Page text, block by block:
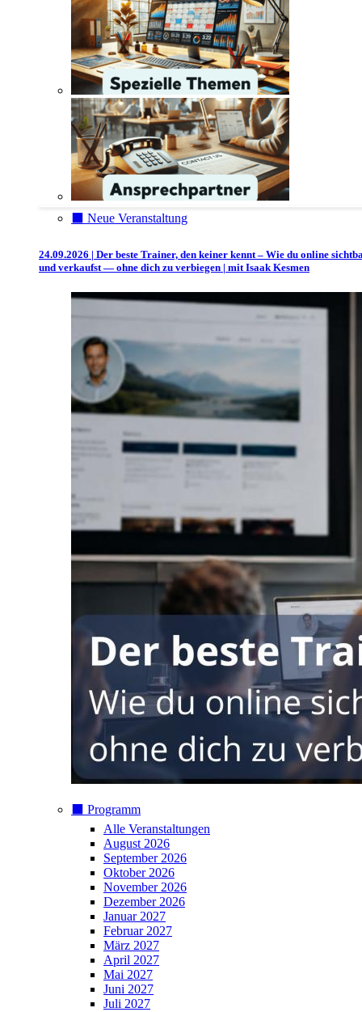
⬛️ Neue Veranstaltung
24.09.2026 | Der beste Trainer, den keiner kennt – Wie du online
und verkaufst — ohne dich zu verbiegen | mit Isaak Kesmen
⬛️ Programm
Alle Veranstaltungen
August 2026
September 2026
Oktober 2026
November 2026
Dezember 2026
Januar 2027
Februar 2027
März 2027
April 2027
Mai 2027
Juni 2027
Juli 2027